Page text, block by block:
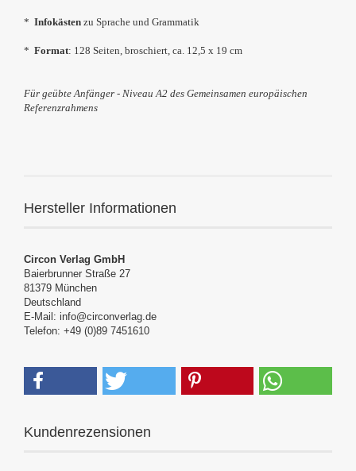
* Infokästen zu Sprache und Grammatik
* Format: 128 Seiten, broschiert, ca. 12,5 x 19 cm
Für geübte Anfänger - Niveau A2 des Gemeinsamen europäischen
Referenzrahmens
Hersteller Informationen
Circon Verlag GmbH
Baierbrunner Straße 27
81379 München
Deutschland
E-Mail: info@circonverlag.de
Telefon: +49 (0)89 7451610
Kundenrezensionen